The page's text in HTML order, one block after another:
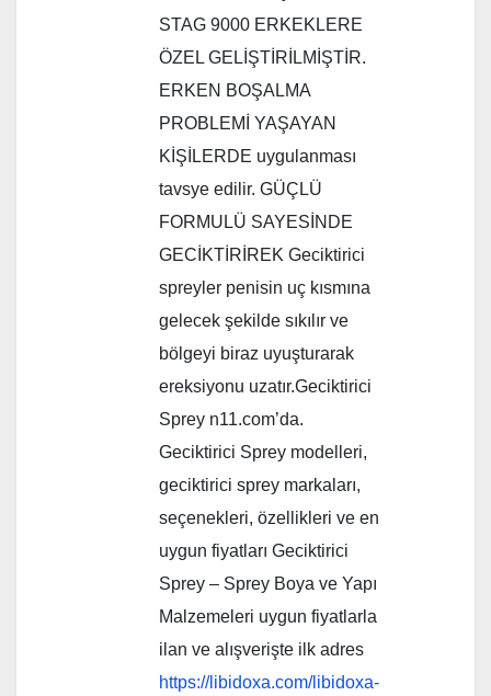
STAG 9000 ERKEKLERE
ÖZEL GELİŞTİRİLMİŞTİR.
ERKEN BOŞALMA
PROBLEMİ YAŞAYAN
KİŞİLERDE uygulanması
tavsye edilir. GÜÇLÜ
FORMULÜ SAYESİNDE
GECİKTİRİREK Geciktirici
spreyler penisin uç kısmına
gelecek şekilde sıkılır ve
bölgeyi biraz uyuşturarak
ereksiyonu uzatır.Geciktirici
Sprey n11.com’da.
Geciktirici Sprey modelleri,
geciktirici sprey markaları,
seçenekleri, özellikleri ve en
uygun fiyatları Geciktirici
Sprey – Sprey Boya ve Yapı
Malzemeleri uygun fiyatlarla
ilan ve alışverişte ilk adres
https://libidoxa.com/libidoxa-